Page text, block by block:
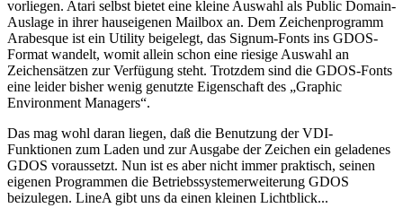
vorliegen. Atari selbst bietet eine kleine Auswahl als Public Domain-
Auslage in ihrer hauseigenen Mailbox an. Dem Zeichenprogramm
Arabesque ist ein Utility beigelegt, das Signum-Fonts ins GDOS-
Format wandelt, womit allein schon eine riesige Auswahl an
Zeichensätzen zur Verfügung steht. Trotzdem sind die GDOS-Fonts
eine leider bisher wenig genutzte Eigenschaft des „Graphic
Environment Managers“.
Das mag wohl daran liegen, daß die Benutzung der VDI-
Funktionen zum Laden und zur Ausgabe der Zeichen ein geladenes
GDOS voraussetzt. Nun ist es aber nicht immer praktisch, seinen
eigenen Programmen die Betriebssystemerweiterung GDOS
beizulegen. LineA gibt uns da einen kleinen Lichtblick...